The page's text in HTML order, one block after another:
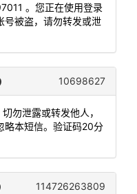
。您正在使用登录
号被盗，请勿转发或泄
10698627
勿泄露或转发他人，
略本短信。验证码20分
114726263809